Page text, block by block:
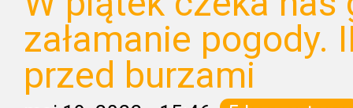
załamanie pogody.
przed burzami